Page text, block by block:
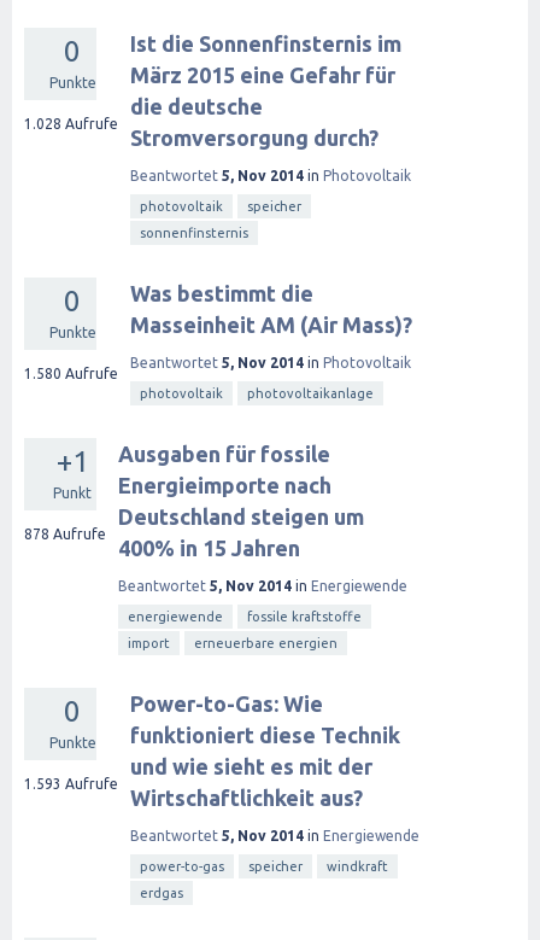
0
Punkte
1.028 Aufrufe
Ist die Sonnenfinsternis im
März 2015 eine Gefahr für
die deutsche
Stromversorgung durch?
Beantwortet 5, Nov 2014 in Photovoltaik
photovoltaik
speicher
sonnenfinsternis
0
Punkte
1.580 Aufrufe
Was bestimmt die
Masseinheit AM (Air Mass)?
Beantwortet 5, Nov 2014 in Photovoltaik
photovoltaik photovoltaikanlage
+1
Punkt
878 Aufrufe
Ausgaben für fossile
Energieimporte nach
Deutschland steigen um
400% in 15 Jahren
Beantwortet 5, Nov 2014 in Energiewende
energiewende
fossile kraftstoffe
import
erneuerbare energien
0
Punkte
1.593 Aufrufe
Power-to-Gas: Wie
funktioniert diese Technik
und wie sieht es mit der
Wirtschaftlichkeit aus?
Beantwortet 5, Nov 2014 in Energiewende
power-to-gas speicher
windkraft
erdgas